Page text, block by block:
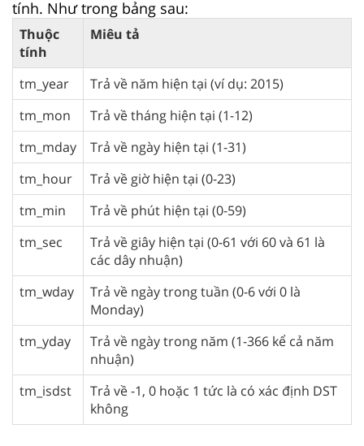
tính. Như trong bảng sau:
Thuộc
tính
Miêu tả
tm_year
Trả về năm hiện tại (ví dụ: 2015)
tm_mon
Trả về tháng hiện tại (1-12)
tm_mday
Trả về ngày hiện tại (1-31)
tm_hour
Trả về giờ hiện tại (0-23)
tm_min
Trả về phút hiện tại (0-59)
tm_sec
Trả về giây hiện tại (0-61 với 60 và 61 là
các dây nhuận)
tm_wday
Trả về ngày trong tuần (0-6 với 0 là
Monday)
tm_yday
Trả về ngày trong năm (1-366 kể cả năm
nhuận)
tm_isdst
Trả về -1, 0 hoặc 1 tức là có xác định DST
không